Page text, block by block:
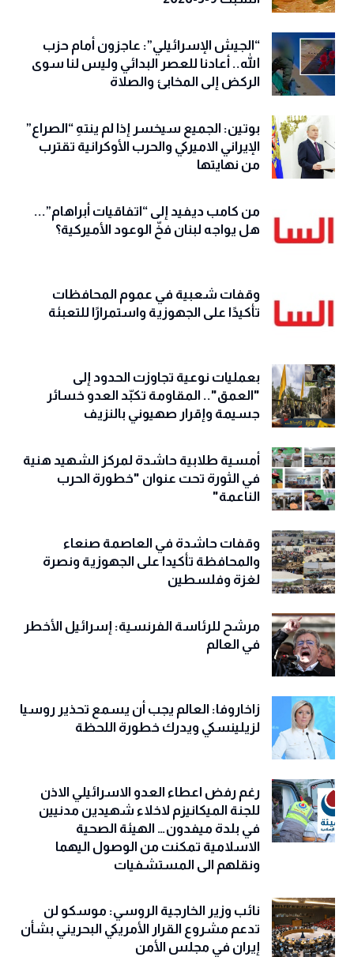
“الجيش الإسرائيلي”: عاجزون أمام حزب
الله.. أعادنا للعصر البدائي وليس لنا سوى
الركض إلى المخابئ والصلاة
بوتين: الجميع سيخسر إذا لم ينتهِ “الصراع”
الإيراني الاميركي والحرب الأوكرانية تقترب
من نهايتها
من كامب ديفيد إلى “اتفاقيات أبراهام”...
هل يواجه لبنان فخّ الوعود الأميركية؟
وقفات شعبية في عموم المحافظات
تأكيدًا على الجهوزية واستمرارًا للتعبئة
بعمليات نوعية تجاوزت الحدود إلى
"العمق".. المقاومة تكبّد العدو خسائر
جسيمة وإقرار صهيوني بالنزيف
أمسية طلابية حاشدة لمركز الشهيد هنية
في الثورة تحت عنوان "خطورة الحرب
الناعمة"
وقفات حاشدة في العاصمة صنعاء
والمحافظة تأكيدا على الجهوزية ونصرة
لغزة وفلسطين
مرشح للرئاسة الفرنسية: إسرائيل الأخطر
في العالم
زاخاروفا: العالم يجب أن يسمع تحذير روسيا
لزيلينسكي ويدرك خطورة اللحظة
رغم رفض اعطاء العدو الاسرائيلي الاذن
للجنة الميكانيزم لاخلاء شهيدين مدنيين
في بلدة ميفدون… الهيئة الصحية
الاسلامية تمكنت من الوصول اليهما
ونقلهم الى المستشفيات
نائب وزير الخارجية الروسي: موسكو لن
تدعم مشروع القرار الأمريكي البحريني بشأن
إيران في مجلس الأمن